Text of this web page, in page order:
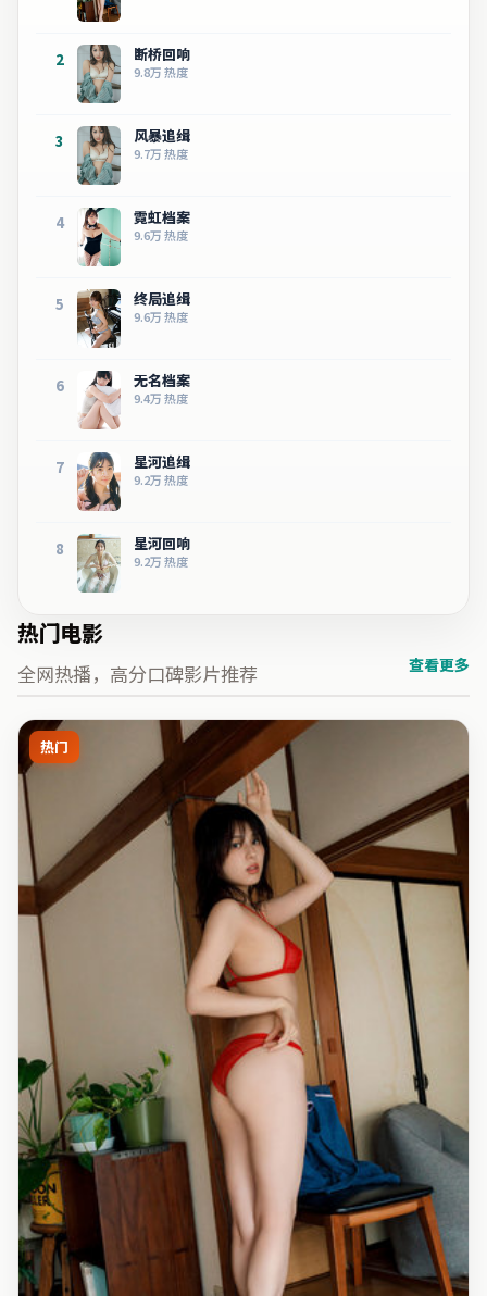
2 断桥回响
9.8万热度
3 风暴追缉
9.7万热度
4 霓虹档案
9.6万热度
5 终局追缉
9.6万热度
6 无名档案
9.4万热度
7 星河追缉
9.2万热度
8 星河回响
9.2万热度
热门电影
全网热播，高分口碑影片推荐 查看更多
热门